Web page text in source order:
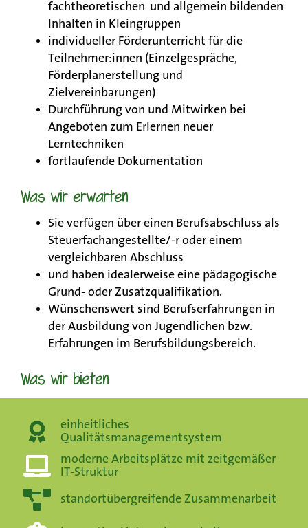
fachtheoretischen und allgemein bildenden
Inhalten in Kleingruppen
individueller Förderunterricht für die
Teilnehmer:innen (Einzelgespräche,
Förderplanerstellung und
Zielvereinbarungen)
Durchführung von und Mitwirken bei
Angeboten zum Erlernen neuer
Lerntechniken
fortlaufende Dokumentation
Was wir erwarten
Sie verfügen über einen Berufsabschluss als
Steuerfachangestellte/-r oder einem
vergleichbaren Abschluss
und haben idealerweise eine pädagogische
Grund- oder Zusatzqualifikation.
Wünschenswert sind Berufserfahrungen in
der Ausbildung von Jugendlichen bzw.
Erfahrungen im Berufsbildungsbereich.
Was wir bieten
einheitliches
Qualitätsmanagementsystem
moderne Arbeitsplätze mit zeitgemäßer
IT-Struktur
standortübergreifende Zusammenarbeit